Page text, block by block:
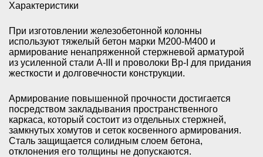
Характеристики
При изготовлении железобетонной колонны
используют тяжелый бетон марки М200-М400 и
армирование ненапряженной стержневой арматурой
из усиленной стали A-III и проволоки Вр-I для придания
жесткости и долговечности конструкции.
Армирование повышенной прочности достигается
посредством закладывания пространственного
каркаса, который состоит из отдельных стержней,
замкнутых хомутов и сеток косвенного армирования.
Сталь защищается солидным слоем бетона,
отклонения его толщины не допускаются.